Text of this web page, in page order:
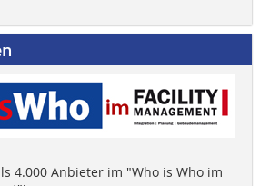
4.000 Anbieter im "Who is Who im